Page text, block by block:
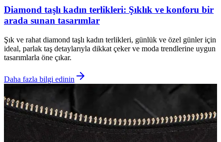
Diamond taşlı kadın terlikleri: Şıklık ve konforu bir
arada sunan tasarımlar
Şık ve rahat diamond taşlı kadın terlikleri, günlük ve özel günler için
ideal, parlak taş detaylarıyla dikkat çeker ve moda trendlerine uygun
tasarımlarla öne çıkar.
Daha fazla bilgi edinin